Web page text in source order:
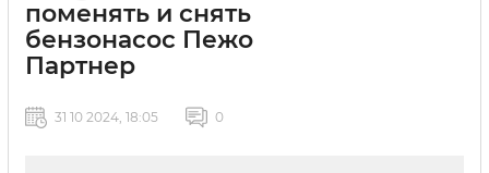
поменять и снять
бензонасос Пежо
Партнер
31 10 2024, 18:05 0